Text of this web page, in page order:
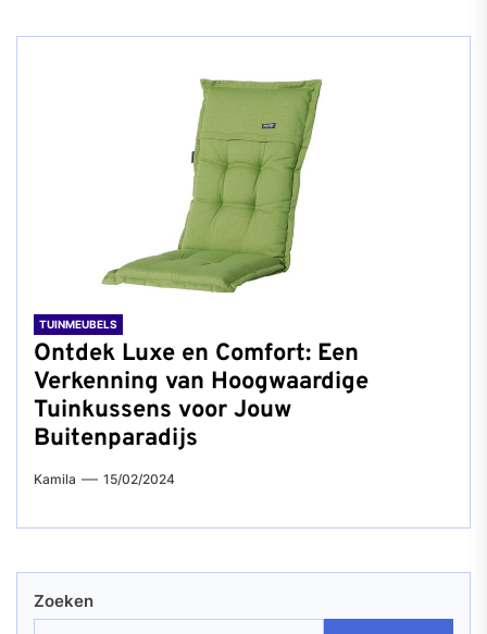
TUINMEUBELS
Ontdek Luxe en Comfort: Een
Verkenning van Hoogwaardige
Tuinkussens voor Jouw
Buitenparadijs
Kamila 15/02/2024
Zoeken